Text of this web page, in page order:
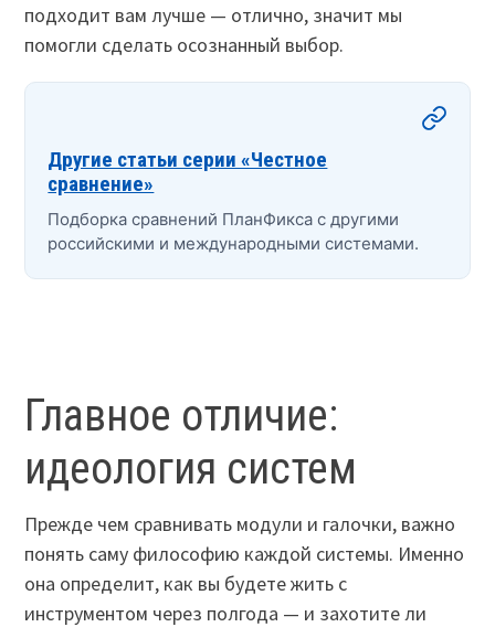
подходит вам лучше — отлично, значит мы
помогли сделать осознанный выбор.
Другие статьи серии «Честное
сравнение»
Подборка сравнений ПланФикса с другими
российскими и международными системами.
Главное отличие:
идеология систем
Прежде чем сравнивать модули и галочки, важно
понять саму философию каждой системы. Именно
она определит, как вы будете жить с
инструментом через полгода — и захотите ли